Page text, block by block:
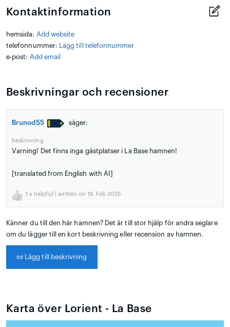
Kontaktinformation
hemsida: Add website
telefonnummer:
Lägg till telefonnummer
e-post: Add email
Beskrivningar och recensioner
Brunod55 säger:
beskrivning
Varning! Det finns inga gästplatser i La Base hamnen!
[translated from English with AI]
1 x helpful | written on 19. Feb 2025
Känner du till den här hamnen? Det är till stor hjälp för andra seglare
om du lägger till en kort beskrivning eller recension av hamnen.
📜 Lägg till beskrivning
Karta över Lorient - La Base